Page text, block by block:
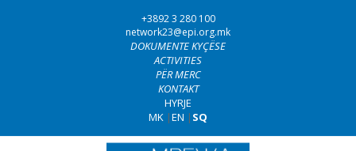
+3892 3 280 100
network23@epi.org.mk
DOKUMENTE KYÇËSE
ACTIVITIES
PËR MERC
KONTAKT
HYRJE
MK |EN | SQ